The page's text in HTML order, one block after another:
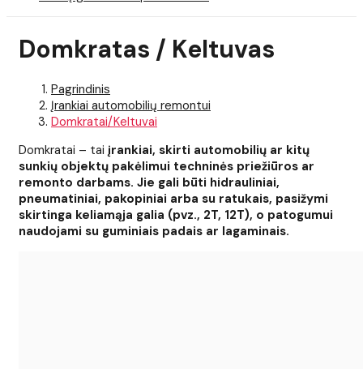
Domkratas / Keltuvas
Pagrindinis
Įrankiai automobilių remontui
Domkratai/Keltuvai
Domkratai – tai įrankiai, skirti automobilių ar kitų
sunkių objektų pakėlimui techninės priežiūros ar
remonto darbams. Jie gali būti hidrauliniai,
pneumatiniai, pakopiniai arba su ratukais, pasižymi
skirtinga keliamąja galia (pvz., 2T, 12T), o patogumui
naudojami su guminiais padais ar lagaminais.